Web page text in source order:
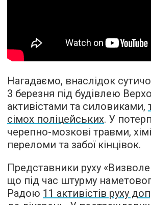
Нагадаємо, внаслідок
3 березня під будівлею
активістами та силовиками,
сімох поліцейських. У
черепно-мозкові травми,
переломи та забої кінцівок.
Представники руху
що під час штурму
Радою 11 активістів руху